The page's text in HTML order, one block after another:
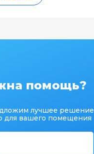
помощь?
лучшее решение
для вашего помещения